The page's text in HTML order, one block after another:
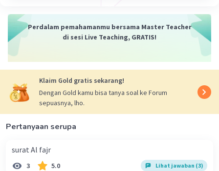
Perdalam pemahamanmu bersama Master Teacher
di sesi Live Teaching, GRATIS!
Klaim Gold gratis sekarang!
Dengan Gold kamu bisa tanya soal ke Forum
sepuasnya, lho.
Pertanyaan serupa
surat Al fajr
3 5.0 Lihat jawaban (3)